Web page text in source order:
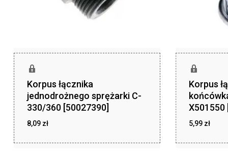
Korpus łącznika
jednodrożnego sprężarki C-
330/360 [50027390]
8,09 zł
Korpus
X501550
5,99 zł